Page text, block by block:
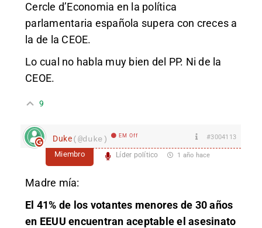
Cercle d’Economia en la política
parlamentaria española supera con creces a
la de la CEOE.
Lo cual no habla muy bien del PP. Ni de la
CEOE.
9
Duke(@duke) EM Off #3004113
Miembro Líder político 1 año hace
Madre mía:
El 41% de los votantes menores de 30 años
en EEUU encuentran aceptable el asesinato